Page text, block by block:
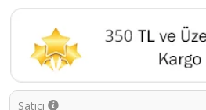
lens , silme bezi ,Gözlük Koruma çantası;
Ürün Kodu :
5161-758636101232
Satıcı